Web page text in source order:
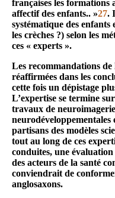
françaises les formations
affectif des enfants.. »27.
systématique des enfants
les crèches ?) selon les
ces « experts ».
Les recommandations de
réaffirmées dans les
cette fois un dépistage
L’expertise se termine
travaux de
neurodéveloppementales
partisans des modèles
tout au long de ces
conduites, une évaluation
des acteurs de la santé
conviendrait de
anglosaxons.